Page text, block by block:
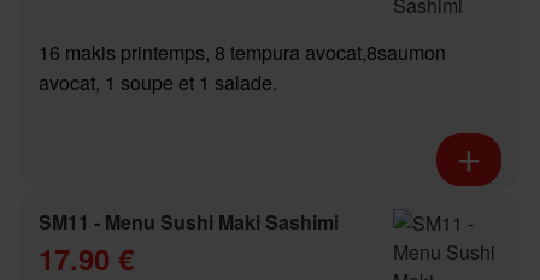
16 makis printemps, 8 tempura avocat,8saumon
avocat, 1 soupe et 1 salade.
SM11 - Menu Sushi Maki Sashimi
17.90 €